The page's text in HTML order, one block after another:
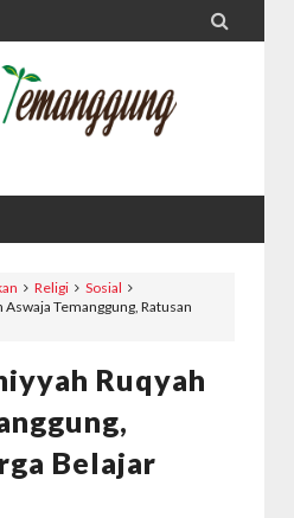

Religi
Sosial
Temanggung, Ratusan
Ruqyah
Belajar